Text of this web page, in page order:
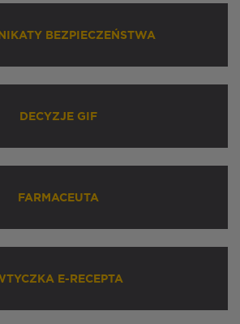
BEZPIECZEŃSTWA
DECYZJE GIF
FARMACEUTA
E-RECEPTA